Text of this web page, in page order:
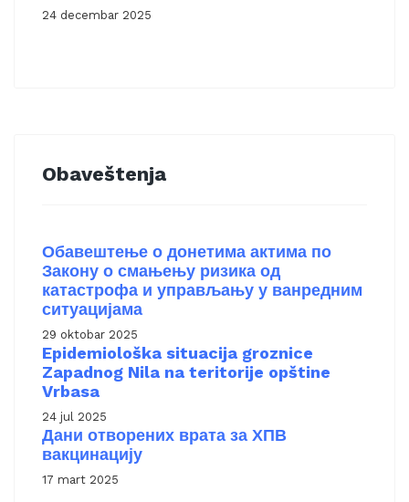
24 decembar 2025
Obaveštenja
Обавештење о донетима актима по
Закону о смањењу ризика од
катастрофа и управљању у ванредним
ситуацијама
29 oktobar 2025
Epidemiološka situacija groznice
Zapadnog Nila na teritorije opštine
Vrbasa
24 jul 2025
Дани отворених врата за ХПВ
вакцинацију
17 mart 2025